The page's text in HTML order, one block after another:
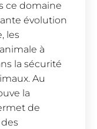
ce domaine
évolution
les
à
la sécurité
Au
la
de